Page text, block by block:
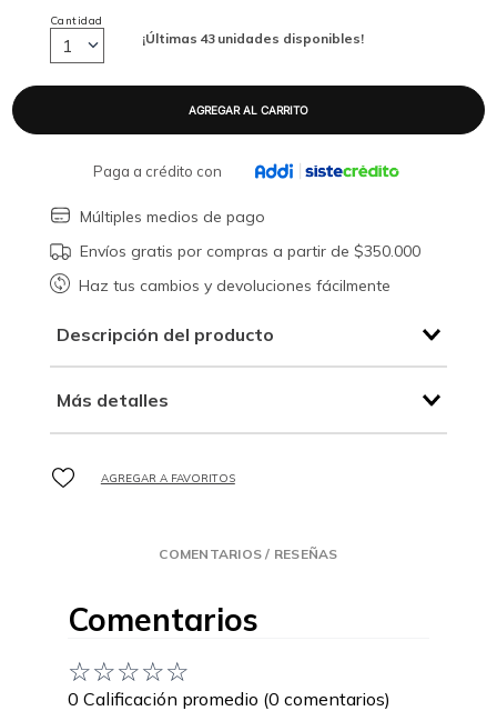
¡Últimas 43 unidades disponibles!
Cantidad
1
Paga a crédito con
Múltiples medios de pago
Envíos gratis por compras a partir de $350.000
Haz tus cambios y devoluciones fácilmente
Descripción del producto
Más detalles
COMENTARIOS / RESEÑAS
Comentarios
☆☆☆☆☆
0 Calificación promedio (0 comentarios)